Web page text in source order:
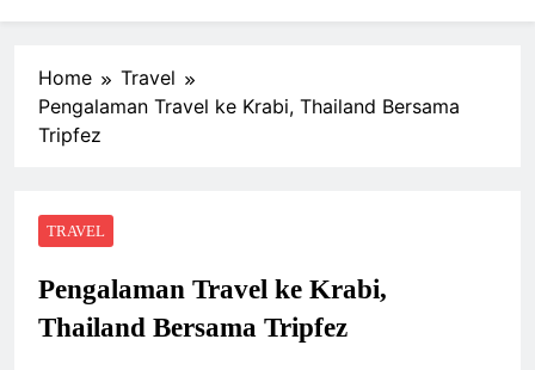
Home
Travel
Pengalaman Travel ke Krabi, Thailand Bersama
Tripfez
TRAVEL
Pengalaman Travel ke Krabi,
Thailand Bersama Tripfez